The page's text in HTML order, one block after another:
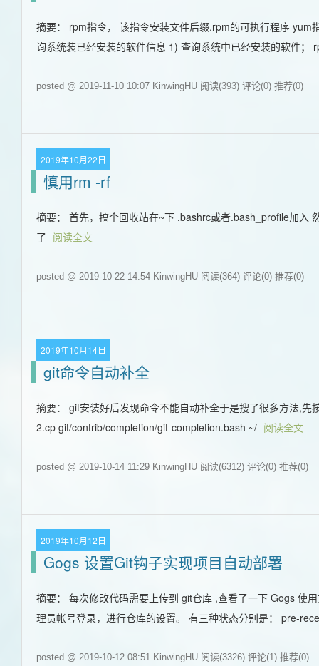
摘要： rpm指令， 该指令安装文件后缀.rpm的可执行程序
询系统装已经安装的软件信息 1) 查询系统中已经安装的软件
posted @ 2019-11-10 10:07 KinwingHU 阅读(393) 评论(0) 推荐(0)
2019年10月22日
慎用rm -rf
摘要： 首先，搞个回收站在~下 .bashrc或者.bash_profile加入
了 阅读全文
posted @ 2019-10-22 14:54 KinwingHU 阅读(364) 评论(0) 推荐(0)
2019年10月14日
git命令自动补全
摘要： git安装好后发现命令不能自动补全于是搜了很多方法,
2.cp git/contrib/completion/git-completion.bash ~/ 阅读全文
posted @ 2019-10-14 11:29 KinwingHU 阅读(6312) 评论(0) 推荐(0)
2019年10月12日
Gogs 设置Git钩子实现项目自动部署
摘要： 每次修改代码需要上传到 git仓库 ,查看了一下 Gogs 使
理员帐号登录，进行仓库的设置。 有三种状态分别是： pre-
posted @ 2019-10-12 08:51 KinwingHU 阅读(3326) 评论(1) 推荐(0)